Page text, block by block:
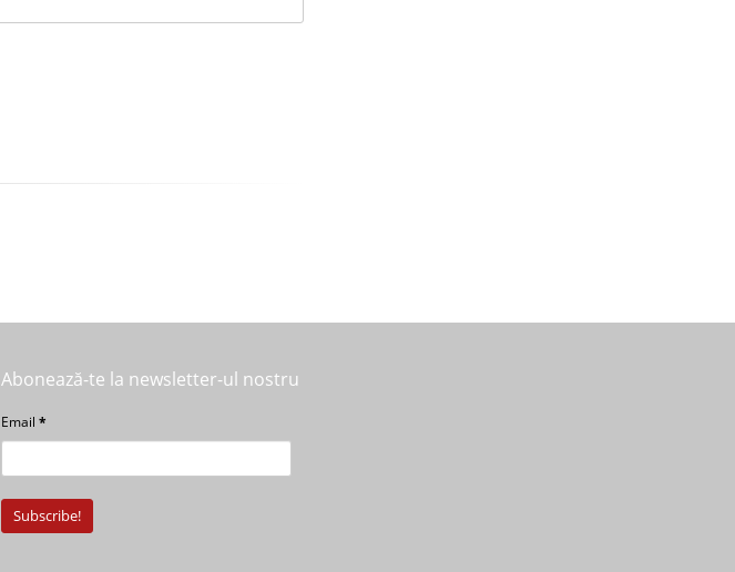
Abonează-te la newsletter-ul nostru
Email *